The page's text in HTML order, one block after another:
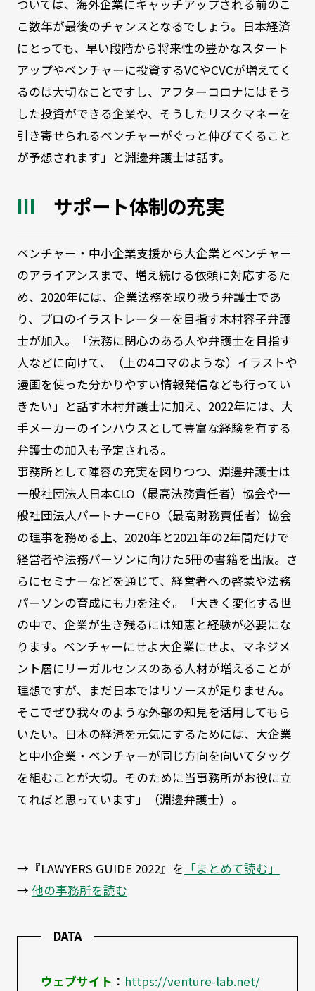
ついては、海外企業にキャッチアップされる前のこ
こ数年が最後のチャンスとなるでしょう。日本経済
にとっても、早い段階から将来性の豊かなスタート
アップやベンチャーに投資するVCやCVCが増えてく
るのは大切なことですし、アフターコロナにはそう
した投資ができる企業や、そうしたリスクマネーを
引き寄せられるベンチャーがぐっと伸びてくること
が予想されます」と淵邊弁護士は話す。
サポート体制の充実
ベンチャー・中小企業支援から大企業とベンチャー
のアライアンスまで、増え続ける依頼に対応するた
め、2020年には、企業法務を取り扱う弁護士であ
り、プロのイラストレーターを目指す木村容子弁護
士が加入。「法務に関心のある人や弁護士を目指す
人などに向けて、（上の4コマのような）イラストや
漫画を使った分かりやすい情報発信なども行ってい
きたい」と話す木村弁護士に加え、2022年には、大
手メーカーのインハウスとして豊富な経験を有する
弁護士の加入も予定される。
事務所として陣容の充実を図りつつ、淵邊弁護士は
一般社団法人日本CLO（最高法務責任者）協会や一
般社団法人パートナーCFO（最高財務責任者）協会
の理事を務める上、2020年と2021年の2年間だけで
経営者や法務パーソンに向けた5冊の書籍を出版。さ
らにセミナーなどを通じて、経営者への啓蒙や法務
パーソンの育成にも力を注ぐ。「大きく変化する世
の中で、企業が生き残るには知恵と経験が必要にな
ります。ベンチャーにせよ大企業にせよ、マネジメ
ント層にリーガルセンスのある人材が増えることが
理想ですが、まだ日本ではリソースが足りません。
そこでぜひ我々のような外部の知見を活用してもら
いたい。日本の経済を元気にするためには、大企業
と中小企業・ベンチャーが同じ方向を向いてタッグ
を組むことが大切。そのために当事務所がお役に立
てればと思っています」（淵邊弁護士）。
→『LAWYERS GUIDE 2022』を 「まとめて読む」
→ 他の事務所を読む
DATA
ウェブサイト ： https://venture-lab.net/